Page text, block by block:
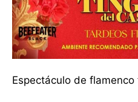
Espectáculo de